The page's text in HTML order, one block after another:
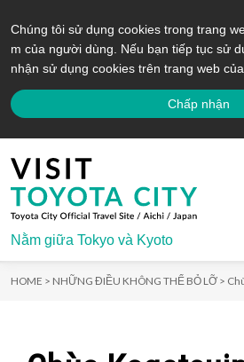
Chúng tôi sử dụng cookies trong trang
m của người dùng. Nếu bạn tiếp tục sử
nhận sử dụng cookies trên trang web
Chấp nhận
Nằm giữa Tokyo và Kyoto
HOME > NHỮNG ĐIỀU KHÔNG THỂ BỎ LỠ >